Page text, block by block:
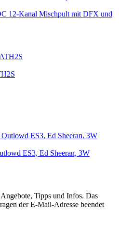
12-Kanal Mischpult mit DFX und
ES3, Ed Sheeran, 3W
Tipps und Infos. Das
der E-Mail-Adresse beendet